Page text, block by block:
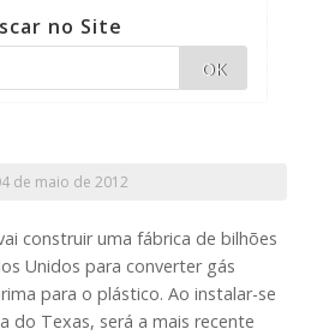
no Site
OK
de maio de 2012
construir uma fábrica de bilhões
Unidos para converter gás
para o plástico. Ao instalar-se
do Texas, será a mais recente